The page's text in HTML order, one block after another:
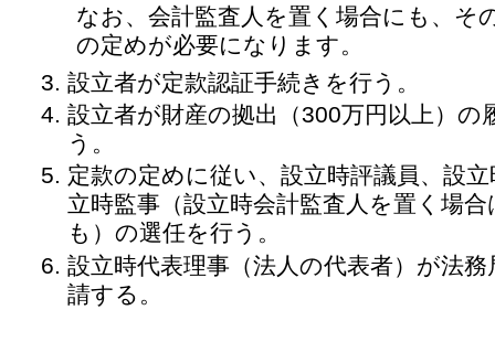
なお、会計監査人を置く場合にも、そ
の定めが必要になります。
設立者が定款認証手続きを行う。
設立者が財産の拠出（300万円以上）の
う。
定款の定めに従い、設立時評議員、設
立時監事（設立時会計監査人を置く場
も）の選任を行う。
設立時代表理事（法人の代表者）が法務
請する。